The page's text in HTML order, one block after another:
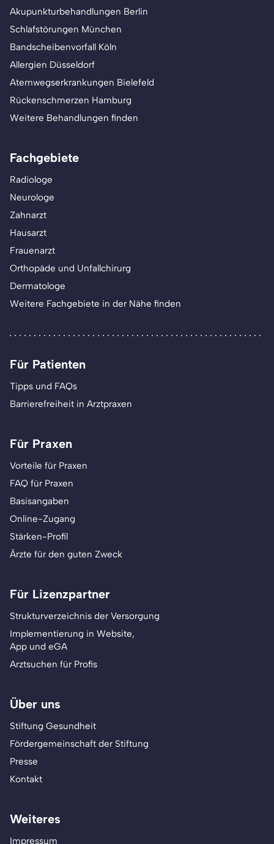
Akupunkturbehandlungen Berlin
Schlafstörungen München
Bandscheibenvorfall Köln
Allergien Düsseldorf
Atemwegserkrankungen Bielefeld
Rückenschmerzen Hamburg
Weitere Behandlungen finden
Fachgebiete
Radiologe
Neurologe
Zahnarzt
Hausarzt
Frauenarzt
Orthopäde und Unfallchirurg
Dermatologe
Weitere Fachgebiete in der Nähe finden
Für Patienten
Tipps und FAQs
Barrierefreiheit in Arztpraxen
Für Praxen
Vorteile für Praxen
FAQ für Praxen
Basisangaben
Online-Zugang
Stärken-Profil
Ärzte für den guten Zweck
Für Lizenzpartner
Strukturverzeichnis der Versorgung
Implementierung in Website,
App und eGA
Arztsuchen für Profis
Über uns
Stiftung Gesundheit
Fördergemeinschaft der Stiftung
Presse
Kontakt
Weiteres
Impressum